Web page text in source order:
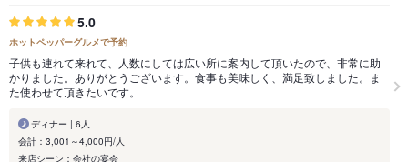
5.0
ホットペッパーグルメで予約
子供も連れて来れて、人数にしては広い所に案内して頂いたので、非常に助
かりました。ありがとうございます。食事も美味しく、満足致しました。ま
た使わせて頂きたいです。
ディナー | 6人
会計：3,001～4,000円/人
来店シーン：会社の宴会